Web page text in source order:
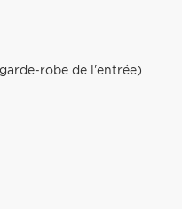
robe de l'entrée)